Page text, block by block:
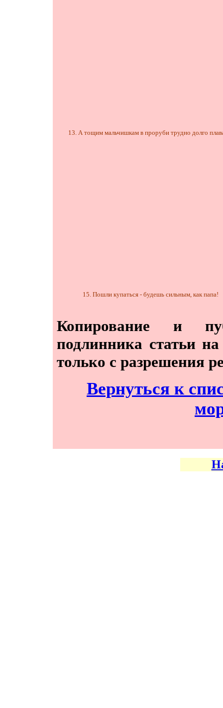
13. А тощим мальчишкам в проруби трудно долго
15. Пошли купаться - будешь сильным, как папа!
Копирование и
подлинника статьи
только с разрешения
Вернуться к